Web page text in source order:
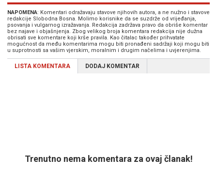
NAPOMENA: Komentari odražavaju stavove njihovih autora, a ne nužno i stavove
redakcije Slobodna Bosna. Molimo korisnike da se suzdrže od vrijeđanja,
psovanja i vulgarnog izražavanja. Redakcija zadržava pravo da obriše komentar
bez najave i objašnjenja. Zbog velikog broja komentara redakcija nije dužna
obrisati sve komentare koji krše pravila. Kao čitalac također prihvatate
mogućnost da među komentarima mogu biti pronađeni sadržaji koji mogu biti
u suprotnosti sa vašim vjerskim, moralnim i drugim načelima i uvjerenjima.
LISTA KOMENTARA DODAJ KOMENTAR
Trenutno nema komentara za ovaj članak!